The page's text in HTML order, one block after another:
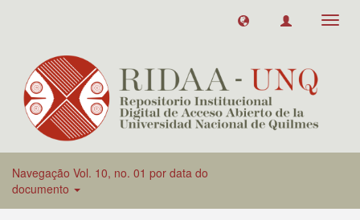
Navegação Vol. 10, no. 01 por data do
documento